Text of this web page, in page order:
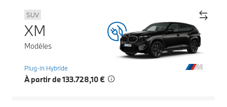
SUV
XM
Modèles
Plug-in Hybride
À partir de 133.728,10 €